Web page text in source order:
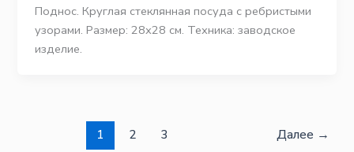
Поднос. Круглая стеклянная посуда с ребристыми
узорами. Размер: 28х28 см. Техника: заводское
изделие.
1 2 3 Далее →